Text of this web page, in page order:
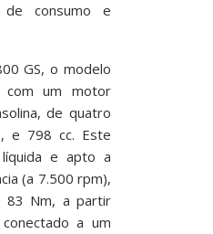
de consumo e
GS, o modelo
com um motor
de quatro
e 798 cc. Este
e apto a
(a 7.500 rpm),
83 Nm, a partir
a um